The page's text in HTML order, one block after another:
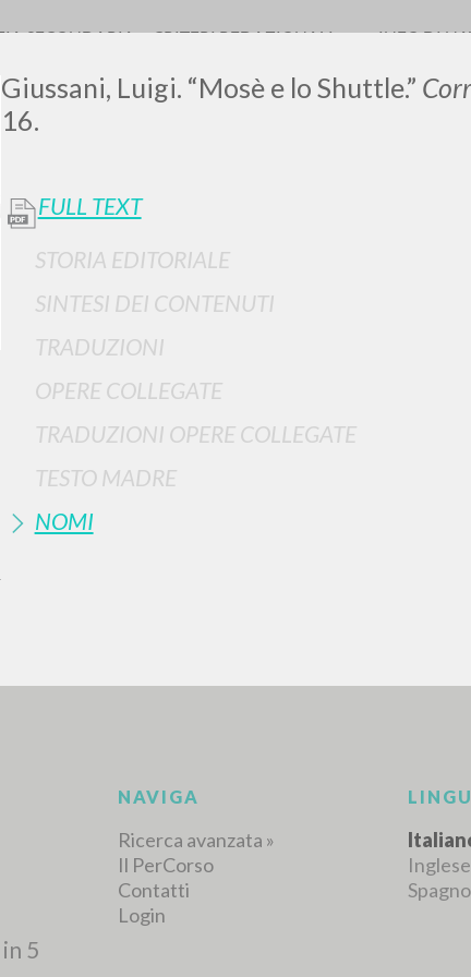
Giussani, Luigi. “Mosè e lo Shuttle.”
16.
FULL TEXT
STORIA EDITORIALE
SINTESI DEI CONTENUTI
TRADUZIONI
OPERE COLLEGATE
TRADUZIONI OPERE COLLEGATE
TESTO MADRE
NOMI
LUIGI
scritti
SECONDARIA CRITERI REDAZIONALI INFO DI
LINGUA